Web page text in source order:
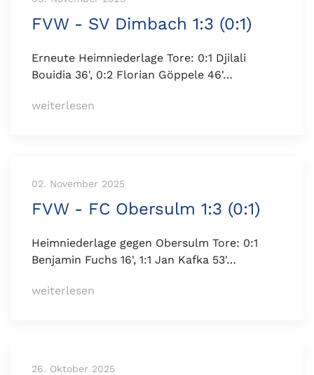
FVW - SV Dimbach 1:3 (0:1)
Erneute Heimniederlage Tore: 0:1 Djilali
Bouidia 36', 0:2 Florian Göppele 46'…
weiterlesen
02. November 2025
FVW - FC Obersulm 1:3 (0:1)
Heimniederlage gegen Obersulm Tore: 0:1
Benjamin Fuchs 16', 1:1 Jan Kafka 53'…
weiterlesen
26. Oktober 2025